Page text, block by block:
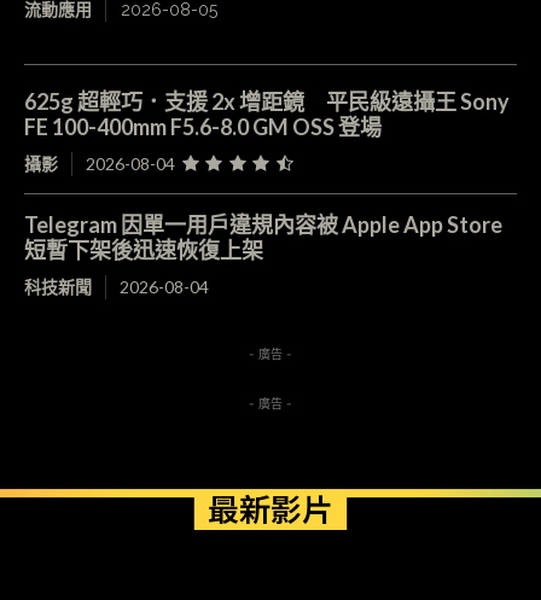
流動應用 2026-08-05
625g 超輕巧．支援 2x 增距鏡 平民級遠攝王 Sony
FE 100-400mm F5.6-8.0 GM OSS 登場
攝影 2026-08-04
Telegram 因單一用戶違規內容被 Apple App Store
短暫下架後迅速恢復上架
科技新聞 2026-08-04
- 廣告 -
- 廣告 -
最新影片